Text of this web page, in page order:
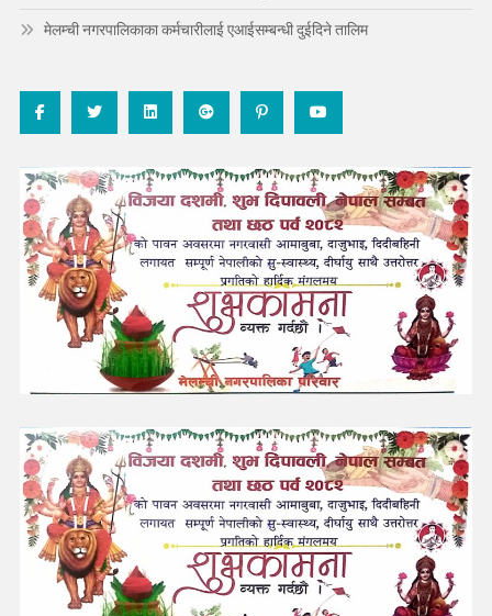
मेलम्ची नगरपालिकाका कर्मचारीलाई एआईसम्बन्धी दुईदिने तालिम